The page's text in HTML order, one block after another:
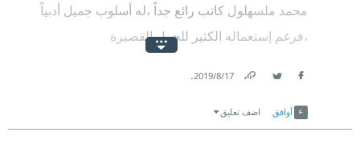
محمد ملسهلول كاتب رائع جداً ،له أسلوب جميل أدبياً
،فرغم إستعماله الكثير للجمل القصيرة
فإن العمق لم يغادر كلمات الكتاب.
خلال كلمات الرواية ،تجد نفسك تتبع المعالجة النفسية
والاجتماعية للكاتب ،وهذه
17‏/8‏/2019
.
أوافق اضف تعليق